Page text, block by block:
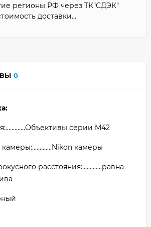
регионы РФ через ТК"СДЭК"
доставки...
0
серии M42
камеры
расстояния:.............равна